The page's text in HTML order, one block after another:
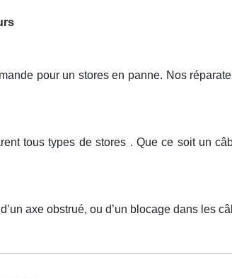
pour un stores en panne. Nos
tous types de stores . Que ce soit un
axe obstrué, ou d’un blocage dans les